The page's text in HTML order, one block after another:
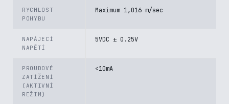
RYCHLOST
POHYBU
Maximum 1,016 m/sec
NAPÁJECÍ
NAPĚTÍ
5VDC ± 0.25V
PROUDOVÉ
ZATÍŽENÍ
(AKTIVNÍ
REŽIM)
<10mA